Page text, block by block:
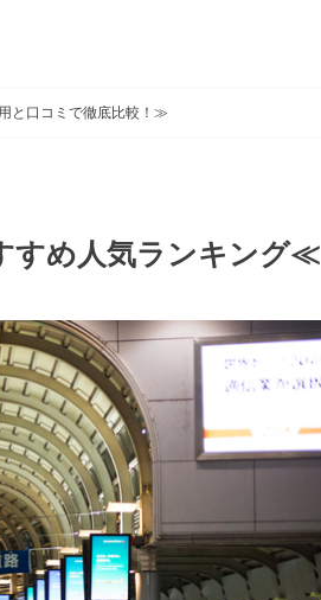
と口コミで徹底比較！≫
すめ人気ランキング≪